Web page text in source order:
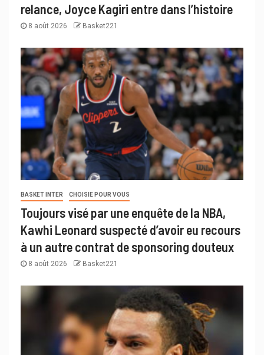
relance, Joyce Kagiri entre dans l’histoire
8 août 2026 Basket221
BASKET INTER CHOISIE POUR VOUS
Toujours visé par une enquête de la NBA,
Kawhi Leonard suspecté d’avoir eu recours
à un autre contrat de sponsoring douteux
8 août 2026 Basket221